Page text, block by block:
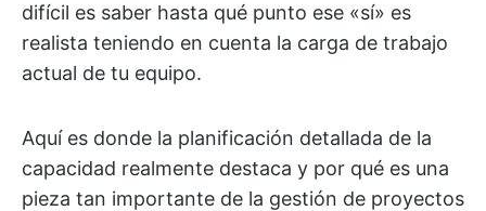
difícil es saber hasta qué punto ese «sí» es
realista teniendo en cuenta la carga de trabajo
actual de tu equipo.
Aquí es donde la planificación detallada de la
capacidad realmente destaca y por qué es una
pieza tan importante de la gestión de proyectos